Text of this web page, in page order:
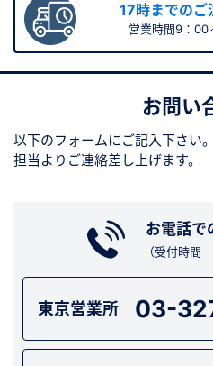
17時までのご
営業時間9：
お問い
以下のフォームにご記入下さい。
担当よりご連絡差し上げます。
お電話で
（受付時間
東京営業所 03-